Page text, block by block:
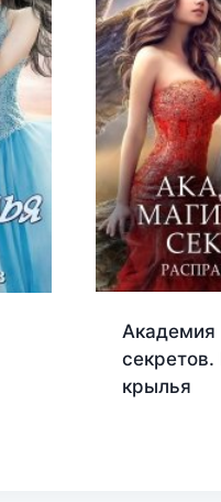
Академия
секретов.
крылья